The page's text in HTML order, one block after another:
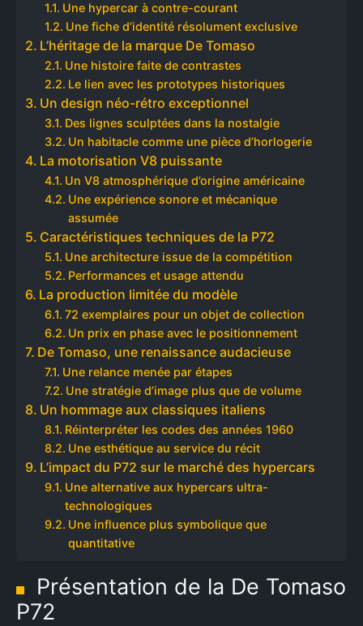
Une hypercar à contre-courant
Une fiche d’identité résolument exclusive
L’héritage de la marque De Tomaso
Une histoire faite de contrastes
Le lien avec les prototypes historiques
Un design néo-rétro exceptionnel
Des lignes sculptées dans la nostalgie
Un habitacle comme une pièce d’horlogerie
La motorisation V8 puissante
Un V8 atmosphérique d’origine américaine
Une expérience sonore et mécanique
assumée
Caractéristiques techniques de la P72
Une architecture issue de la compétition
Performances et usage attendu
La production limitée du modèle
72 exemplaires pour un objet de collection
Un prix en phase avec le positionnement
De Tomaso, une renaissance audacieuse
Une relance menée par étapes
Une stratégie d’image plus que de volume
Un hommage aux classiques italiens
Réinterpréter les codes des années 1960
Une esthétique au service du récit
L’impact du P72 sur le marché des hypercars
Une alternative aux hypercars ultra-
technologiques
Une influence plus symbolique que
quantitative
Présentation de la De Tomaso
P72